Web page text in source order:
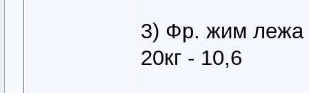
3) Фр. жим лежа
20кг - 10,6